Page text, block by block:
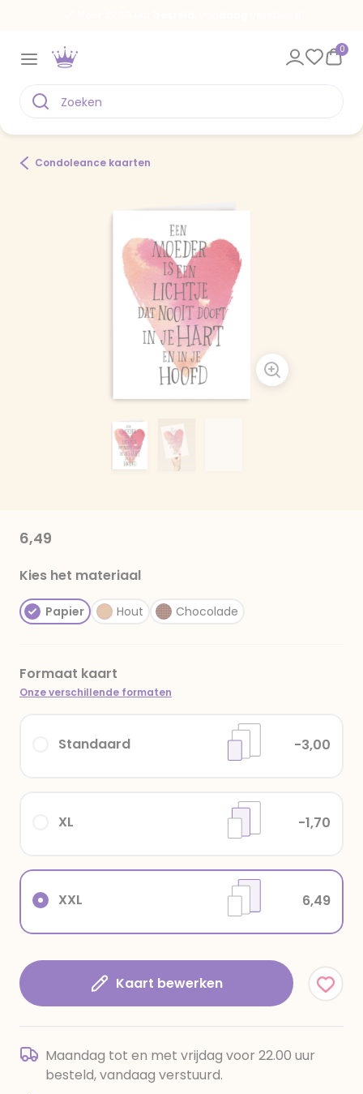
0
Condoleance kaarten
6,49
Kies het materiaal
Papier Hout Chocolade
Formaat kaart
Onze verschillende formaten
XXL 6,49
XL -1,70
Standaard -3,00
Kaart bewerken
Maandag tot en met vrijdag voor 22.00 uur
besteld, vandaag verstuurd.